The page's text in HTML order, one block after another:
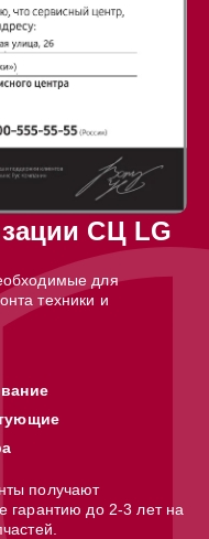
СЦ LG
для
техники и
получают
гарантию до 2-3 лет на